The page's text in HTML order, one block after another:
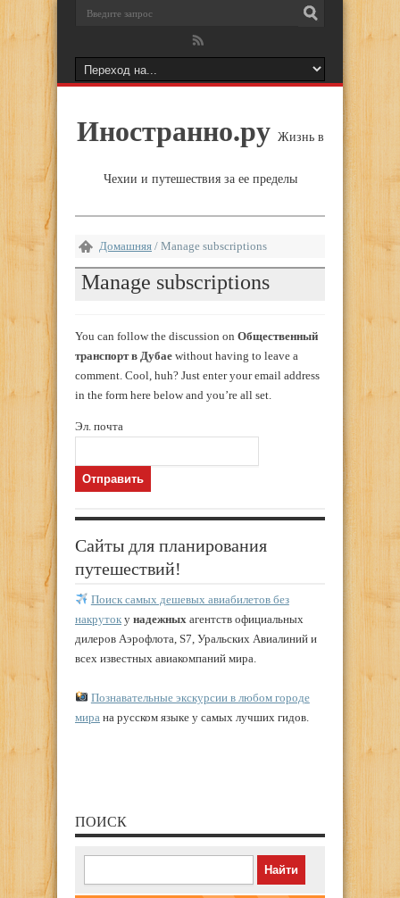
Иностранно.ру Жизнь в
Чехии и путешествия за ее пределы
Домашняя / Manage subscriptions
Manage subscriptions
You can follow the discussion on Общественный
транспорт в Дубае without having to leave a
comment. Cool, huh? Just enter your email address
in the form here below and you’re all set.
Эл. почта
Сайты для планирования
путешествий!
Поиск самых дешевых авиабилетов без
накруток у надежных агентств официальных
дилеров Аэрофлота, S7, Уральских Авиалиний и
всех известных авиакомпаний мира.
Познавательные экскурсии в любом городе
мира на русском языке у самых лучших гидов.
ПОИСК